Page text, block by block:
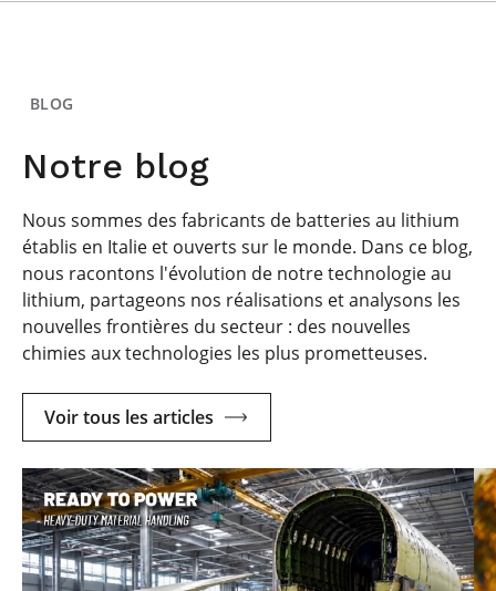
BLOG
Notre blog
Nous sommes des fabricants de batteries au lithium
établis en Italie et ouverts sur le monde. Dans ce blog,
nous racontons l'évolution de notre technologie au
lithium, partageons nos réalisations et analysons les
nouvelles frontières du secteur : des nouvelles
chimies aux technologies les plus prometteuses.
Voir tous les articles